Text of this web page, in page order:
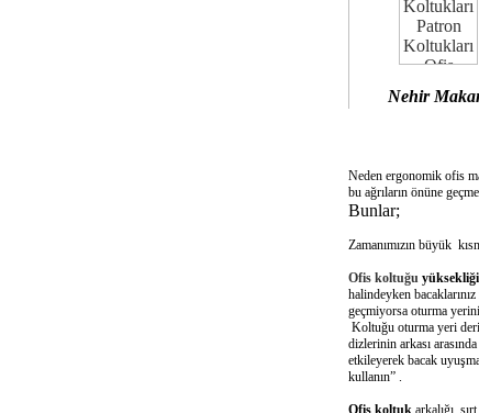
Nehir
Neden ergonomik ofis
bu ağrıların önüne
Bunlar;
Zamanımızın büyük
Ofis koltuğu
halindeyken
geçmiyorsa oturma
Koltuğu oturma yeri
dizlerinin arkası
etkileyerek bacak
kullanın” .
Ofis koltuk arkalığı